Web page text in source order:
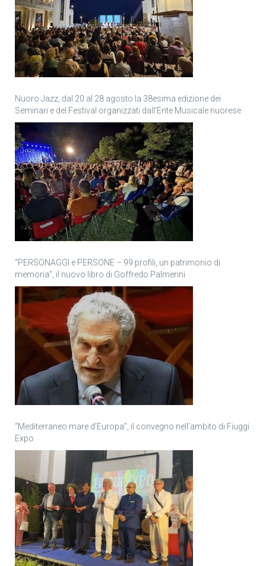
Nuoro Jazz, dal 20 al 28 agosto la 38esima edizione dei
Seminari e del Festival organizzati dall’Ente Musicale nuorese
“PERSONAGGI e PERSONE – 99 profili, un patrimonio di
memoria”, il nuovo libro di Goffredo Palmerini
“Mediterraneo mare d’Europa”, il convegno nell’ambito di Fiuggi
Expo